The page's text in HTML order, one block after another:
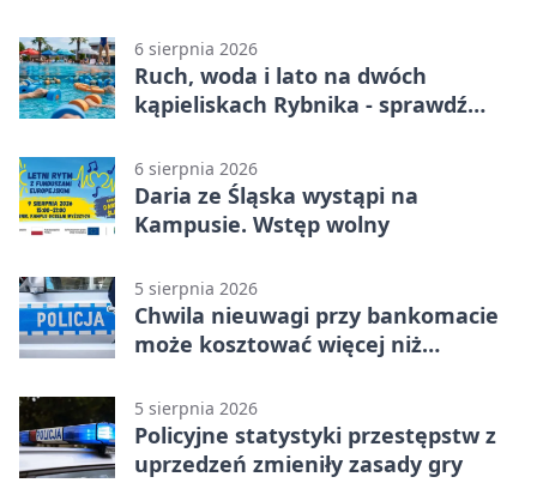
6 sierpnia 2026
Ruch, woda i lato na dwóch
kąpieliskach Rybnika - sprawdź
6 sierpnia 2026
Daria ze Śląska wystąpi na
Kampusie. Wstęp wolny
5 sierpnia 2026
Chwila nieuwagi przy bankomacie
może kosztować więcej niż
5 sierpnia 2026
Policyjne statystyki przestępstw z
uprzedzeń zmieniły zasady gry